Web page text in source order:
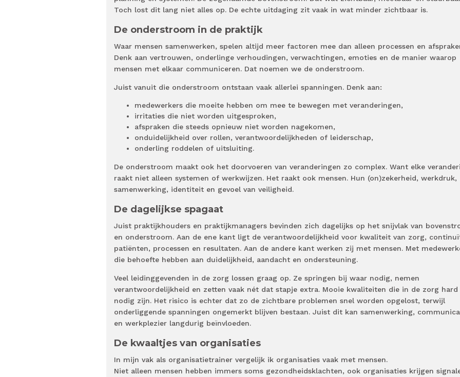
Toch lost dit lang niet alles op. De echte uitdaging zit vaak in wat minder zichtbaar is.
De onderstroom in de praktijk
Waar mensen samenwerken, spelen altijd meer factoren mee dan alleen processen en
Denk aan vertrouwen, onderlinge verhoudingen, verwachtingen, emoties en de manier waarop
mensen met elkaar communiceren. Dat noemen we de onderstroom.
Juist vanuit die onderstroom ontstaan vaak allerlei spanningen. Denk aan:
medewerkers die moeite hebben om mee te bewegen met veranderingen,
irritaties die niet worden uitgesproken,
afspraken die steeds opnieuw niet worden nagekomen,
onduidelijkheid over rollen, verantwoordelijkheden of leiderschap,
onderling roddelen of uitsluiting.
De onderstroom maakt ook het doorvoeren van veranderingen zo complex. Want elke
raakt niet alleen systemen of werkwijzen. Het raakt ook mensen. Hun (on)zekerheid, werkdruk,
samenwerking, identiteit en gevoel van veiligheid.
De dagelijkse spagaat
Juist praktijkhouders en praktijkmanagers bevinden zich dagelijks op het snijvlak van
en onderstroom. Aan de ene kant ligt de verantwoordelijkheid voor kwaliteit van zorg,
patiënten, processen en resultaten. Aan de andere kant werken zij met mensen. Met
die behoefte hebben aan duidelijkheid, aandacht en ondersteuning.
Veel leidinggevenden in de zorg lossen graag op. Ze springen bij waar nodig, nemen
verantwoordelijkheid en zetten vaak nét dat stapje extra. Mooie kwaliteiten die in de zorg hard
nodig zijn. Het risico is echter dat zo de zichtbare problemen snel worden opgelost, terwijl
onderliggende spanningen ongemerkt blijven bestaan. Juist dit kan samenwerking,
en werkplezier langdurig beïnvloeden.
De kwaaltjes van organisaties
In mijn vak als organisatietrainer vergelijk ik organisaties vaak met mensen.
Niet alleen mensen hebben immers soms gezondheidsklachten, ook organisaties krijgen